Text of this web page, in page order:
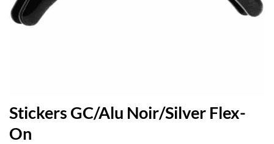
Stickers GC/Alu Noir/Silver Flex-
On